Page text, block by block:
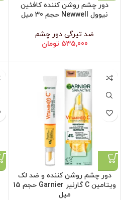
دور چشم روشن کننده کافئین
نیوول Newwell حجم 30 میل
ضد تیرگی دور چشم
535,000 تومان
دور چشم روشن کننده و ضد لک
ویتامین C گارنیر Garnier حجم 15
میل